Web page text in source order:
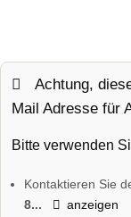
Achtung,
Mail Adresse für
Bitte verwenden
Kontaktieren Sie
8...
anzeigen